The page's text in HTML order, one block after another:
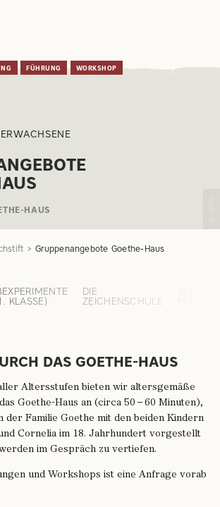
FÜHRUNG WORKSHOP
HAUS
Gruppenangebote Goethe-Haus
KLASSE)
DIE
ZEICHENSCHULE
DAS GOETHE-HAUS
Altersstufen bieten wir altersgemäße
Goethe-Haus an (circa 50 – 60 Minuten),
der Familie Goethe mit den beiden Kindern
Cornelia im 18. Jahrhundert vorgestellt
im Gespräch zu vertiefen.
und Workshops ist eine Anfrage vorab